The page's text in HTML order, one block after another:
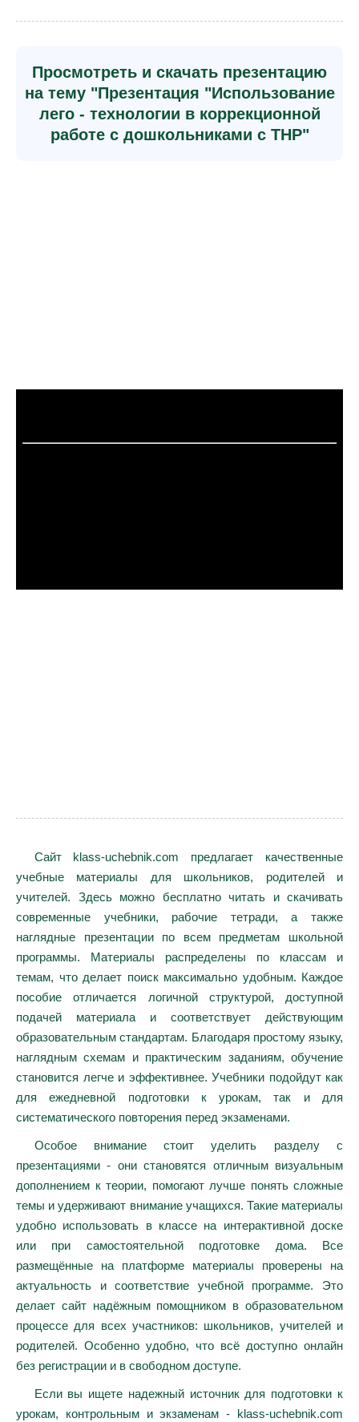
Просмотреть и скачать презентацию
на тему "Презентация "Использование
лего - технологии в коррекционной
работе с дошкольниками с ТНР"
Сайт klass-uchebnik.com предлагает качественные
учебные материалы для школьников, родителей и
учителей. Здесь можно бесплатно читать и скачивать
современные учебники, рабочие тетради, а также
наглядные презентации по всем предметам школьной
программы. Материалы распределены по классам и
темам, что делает поиск максимально удобным. Каждое
пособие отличается логичной структурой, доступной
подачей материала и соответствует действующим
образовательным стандартам. Благодаря простому языку,
наглядным схемам и практическим заданиям, обучение
становится легче и эффективнее. Учебники подойдут как
для ежедневной подготовки к урокам, так и для
систематического повторения перед экзаменами.
Особое внимание стоит уделить разделу с
презентациями - они становятся отличным визуальным
дополнением к теории, помогают лучше понять сложные
темы и удерживают внимание учащихся. Такие материалы
удобно использовать в классе на интерактивной доске
или при самостоятельной подготовке дома. Все
размещённые на платформе материалы проверены на
актуальность и соответствие учебной программе. Это
делает сайт надёжным помощником в образовательном
процессе для всех участников: школьников, учителей и
родителей. Особенно удобно, что всё доступно онлайн
без регистрации и в свободном доступе.
Если вы ищете надежный источник для подготовки к
урокам, контрольным и экзаменам - klass-uchebnik.com